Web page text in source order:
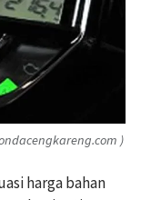
)
harga bahan